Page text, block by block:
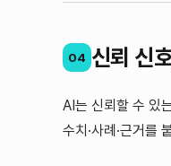
04 신뢰 신
AI는 신뢰할 수 있
수치·사례·근거를